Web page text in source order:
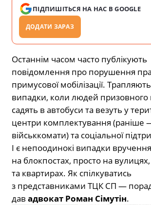
ПІДПИШІТЬСЯ НА НАС В GOOGLE
ДОДАТИ ЗАРАЗ
Останнім часом часто публікують
повідомлення про порушення
примусової мобілізації.
випадки, коли людей призовного
садять в автобуси та везуть у
центри комплектування (раніше
військкомати) та соціальної
І є непоодинокі випадки
на блокпостах, просто на
та квартирах. Як спілкуватись
з представниками ТЦК СП —
дав адвокат Роман Сімутін.